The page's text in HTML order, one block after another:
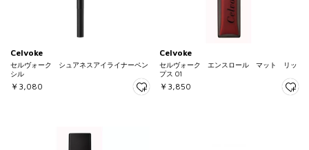
Celvoke
セルヴォーク シュアネスアイライナーペン
シル
￥3,080
Celvoke
セルヴォーク エンスロール マット リッ
プス 01
￥3,850